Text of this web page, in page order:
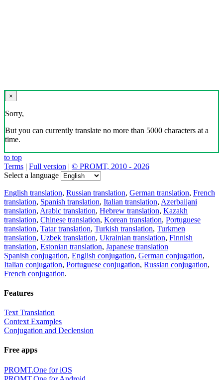
×
Sorry,
But you can currently translate no more than 5000 characters at a
time.
to top
Terms | Full version | © PROMT, 2010 - 2026
Select a language
English translation, Russian translation, German translation, French
translation, Spanish translation, Italian translation, Azerbaijani
translation, Arabic translation, Hebrew translation, Kazakh
translation, Chinese translation, Korean translation, Portuguese
translation, Tatar translation, Turkish translation, Turkmen
translation, Uzbek translation, Ukrainian translation, Finnish
translation, Estonian translation, Japanese translation
Spanish conjugation, English conjugation, German conjugation,
Italian conjugation, Portuguese conjugation, Russian conjugation,
French conjugation.
Features
Text Translation
Context Examples
Conjugation and Declension
Free apps
PROMT.One for iOS